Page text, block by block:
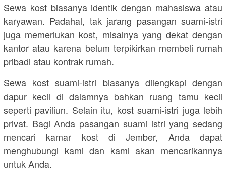
Sewa kost biasanya identik dengan mahasiswa atau
karyawan. Padahal, tak jarang pasangan suami-istri
juga memerlukan kost, misalnya yang dekat dengan
kantor atau karena belum terpikirkan membeli rumah
pribadi atau kontrak rumah.
Sewa kost suami-istri biasanya dilengkapi dengan
dapur kecil di dalamnya bahkan ruang tamu kecil
seperti paviliun. Selain itu, kost suami-istri juga lebih
privat. Bagi Anda pasangan suami istri yang sedang
mencari kamar kost di Jember, Anda dapat
menghubungi kami dan kami akan mencarikannya
untuk Anda.